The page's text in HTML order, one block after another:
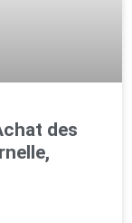
des